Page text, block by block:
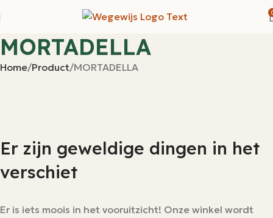
MORTADELLA
Home Product MORTADELLA
Er zijn geweldige dingen in het
verschiet
Er is iets moois in het vooruitzicht! Onze winkel wordt